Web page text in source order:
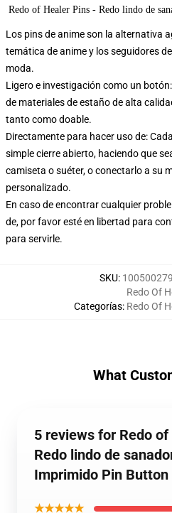
Redo of Healer Pins - Redo lindo de
Los pins de anime son la alternativa
temática de anime y los seguidores
moda.
Ligero e investigación como un
de materiales de estaño de alta
tanto como doable.
Directamente para hacer uso de:
simple cierre abierto, haciendo que
camiseta o suéter, o conectarlo a su
personalizado.
En caso de encontrar cualquier
de, por favor esté en libertad para
para servirle.
SKU:
Categorías:
Redo Of
Redo Of
What
5 reviews for Redo
Redo lindo de
Imprimido Pin Button
★★★★★